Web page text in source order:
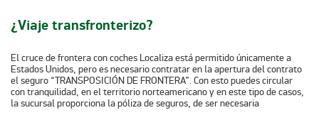
¿Viaje transfronterizo?
El cruce de frontera con coches Localiza está permitido únicamente a
Estados Unidos, pero es necesario contratar en la apertura del contrato
el seguro “TRANSPOSICIÓN DE FRONTERA”. Con esto puedes circular
con tranquilidad, en el territorio norteamericano y en este tipo de casos,
la sucursal proporciona la póliza de seguros, de ser necesaria